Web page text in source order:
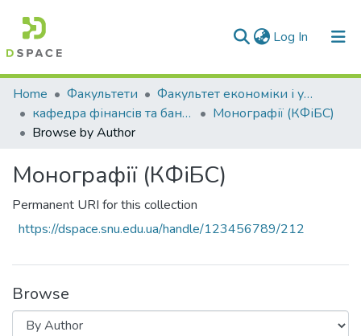
Log In (current)
Communities & Collections
All of DSpace
Home Факультети
Факультет економіки і управління
кафедра фінансів та банківської справи
Монографії (КФіБС)
Browse by Author
Монографії (КФіБС)
Permanent URI for this collection
https://dspace.snu.edu.ua/handle/123456789/212
Browse